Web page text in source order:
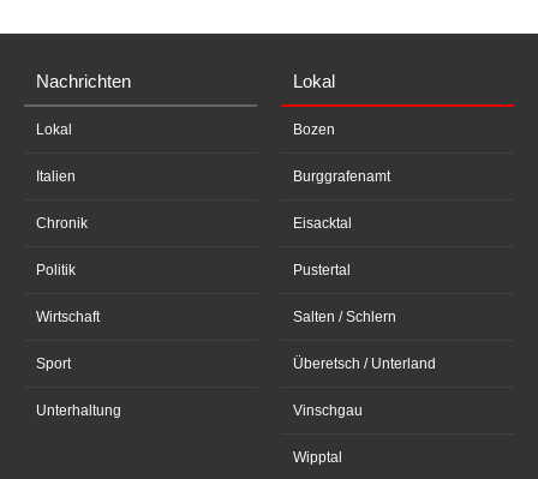
Nachrichten
Lokal
Italien
Chronik
Politik
Wirtschaft
Sport
Unterhaltung
Lokal
Bozen
Burggrafenamt
Eisacktal
Pustertal
Salten / Schlern
Überetsch / Unterland
Vinschgau
Wipptal